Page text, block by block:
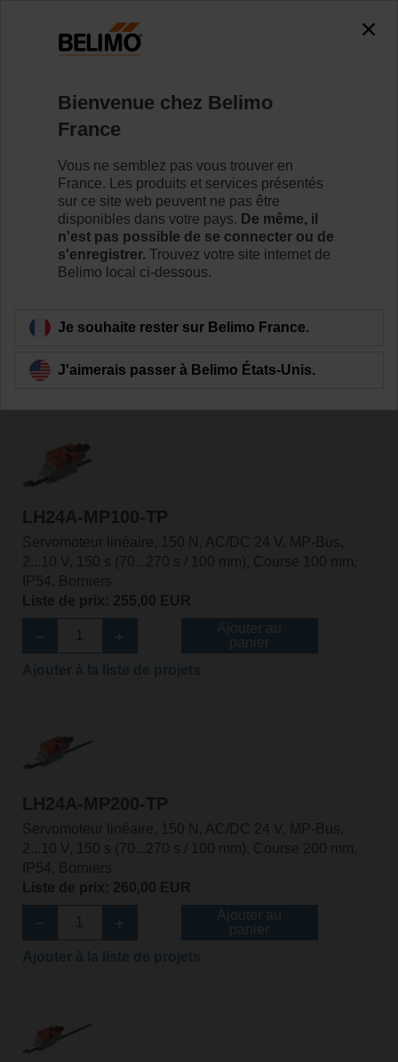
Servomoteurs de registre
Belimo RetroFIT+ est une gamme universelle de
remise à niveau d’installations existantes.
Pour en savoir plus
Filtrer par
8produits trouvés
LH24A-MP100-TP
Servomoteur linéaire, 150 N, AC/DC 24 V, MP-Bus,
2...10 V, 150 s (70...270 s / 100 mm), Course 100 mm,
IP54, Borniers
Liste de prix: 255,00 EUR
LH24A-MP200-TP
Servomoteur linéaire, 150 N, AC/DC 24 V, MP-Bus,
2...10 V, 150 s (70...270 s / 100 mm), Course 200 mm,
IP54, Borniers
Liste de prix: 260,00 EUR
Bienvenue chez Belimo
France
Vous ne semblez pas vous trouver en
France. Les produits et services présentés
sur ce site web peuvent ne pas être
disponibles dans votre pays. De même, il
n'est pas possible de se connecter ou de
s'enregistrer. Trouvez votre site internet de
Belimo local ci-dessous.
Je souhaite rester sur Belimo France.
J'aimerais passer à Belimo États-Unis.